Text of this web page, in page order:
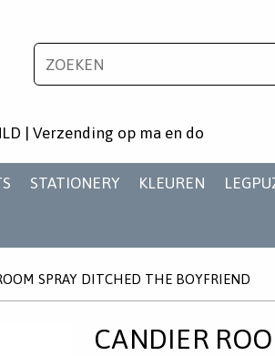
| Verzending op ma en do
STATIONERY KLEUREN
SPRAY DITCHED THE BOYFRIEND
CANDIER
NIEUWSBRIEF
Wil je als eerste op de hoogste zijn van
nieuws en aanbiedingen?
AANMELDEN